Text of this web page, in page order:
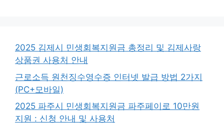
2025 김제시 민생회복지원금 총정리 및 김제사랑
상품권 사용처 안내
근로소득 원천징수영수증 인터넷 발급 방법 2가지
(PC+모바일)
2025 파주시 민생회복지원금 파주페이로 10만원
지원 : 신청 안내 및 사용처